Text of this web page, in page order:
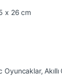
x 26 cm